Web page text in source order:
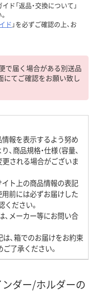
ド「返品・交換について」
ド 」を必ずご確認の上、お
で届く場合がある別送品
にてご確認をお願い致し
報を表示するよう努め
商品規格・仕様（容量、
更される場合がございま
イト上の商品情報の表記
前には必ずお届けした
ださい。
、メーカー等にお問い合
は、箱でのお届けをお約束
了承ください。
ダー/ホルダーの